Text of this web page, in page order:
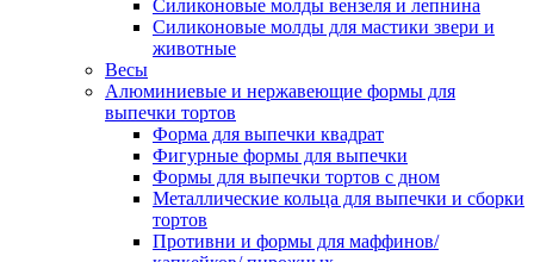
Силиконовые молды вензеля и лепнина
Силиконовые молды для мастики звери и
животные
Весы
Алюминиевые и нержавеющие формы для
выпечки тортов
Форма для выпечки квадрат
Фигурные формы для выпечки
Формы для выпечки тортов с дном
Металлические кольца для выпечки и сборки
тортов
Противни и формы для маффинов/